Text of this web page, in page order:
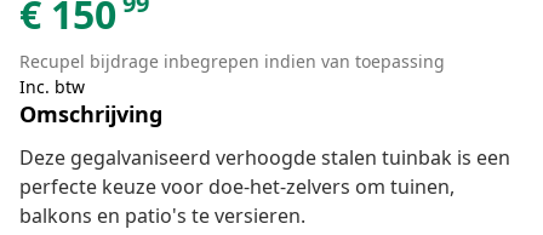
€ 150
Recupel bijdrage inbegrepen indien van toepassing
Inc. btw
Omschrijving
Deze gegalvaniseerd verhoogde stalen tuinbak is een
perfecte keuze voor doe-het-zelvers om tuinen,
balkons en patio's te versieren.